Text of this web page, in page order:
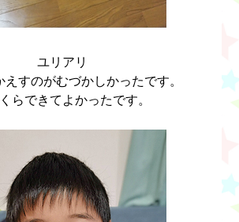
ユリアリ
えすのがむづかしかったです。
らできてよかったです。